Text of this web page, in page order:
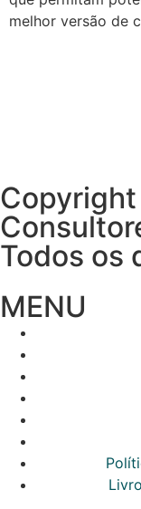
melhor versão de
Todos os
MENU